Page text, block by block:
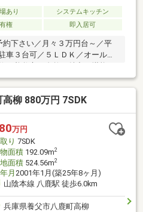
あり
システムキッチン
権 即入居可
約下さい／月々３万円台～／平
車３台可／５ＬＤＫ／オール電
柳 880万円 7SDK
万円
り 7SDK
面積192.09m2
面積524.56m2
月 2001年1月(築25年8ヶ月)
山陰本線 八鹿駅 徒歩6.0km
兵庫県養父市八鹿町高柳